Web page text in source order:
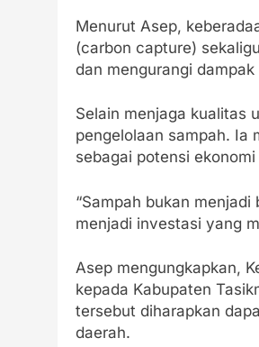
Menurut Asep,
(carbon capture)
dan mengurangi
Selain menjaga kualitas
pengelolaan sampah. Ia
sebagai potensi
“Sampah bukan
menjadi investasi yang
Asep mengungkapkan,
kepada Kabupaten
tersebut diharapkan
daerah.